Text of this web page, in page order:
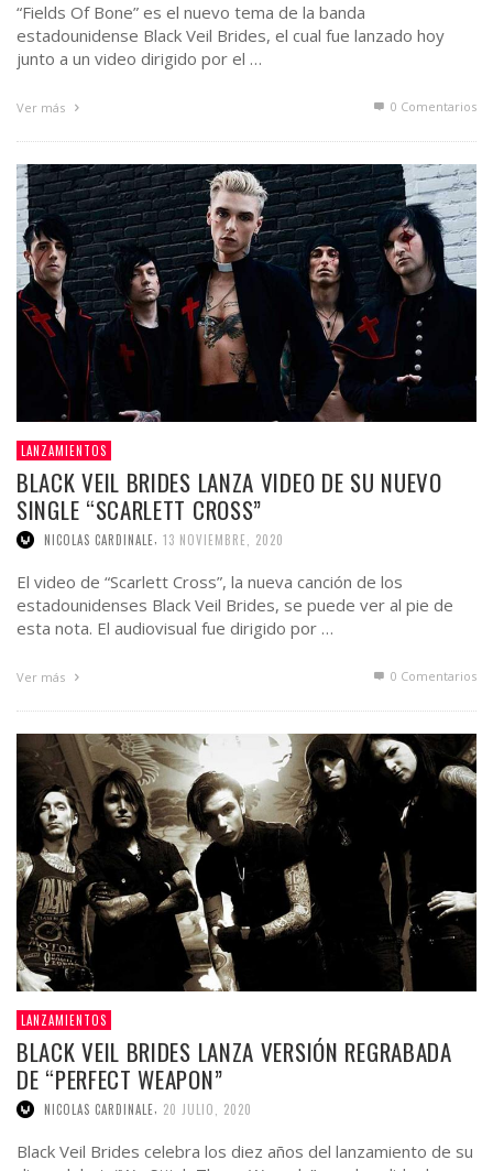
“Fields Of Bone” es el nuevo tema de la banda
estadounidense Black Veil Brides, el cual fue lanzado hoy
junto a un video dirigido por el …
Ver más 0 Comentarios
LANZAMIENTOS
BLACK VEIL BRIDES LANZA VIDEO DE SU NUEVO
SINGLE “SCARLETT CROSS”
NICOLAS CARDINALE, 13 NOVIEMBRE, 2020
El video de “Scarlett Cross”, la nueva canción de los
estadounidenses Black Veil Brides, se puede ver al pie de
esta nota. El audiovisual fue dirigido por …
Ver más 0 Comentarios
LANZAMIENTOS
BLACK VEIL BRIDES LANZA VERSIÓN REGRABADA
DE “PERFECT WEAPON”
NICOLAS CARDINALE, 20 JULIO, 2020
Black Veil Brides celebra los diez años del lanzamiento de su